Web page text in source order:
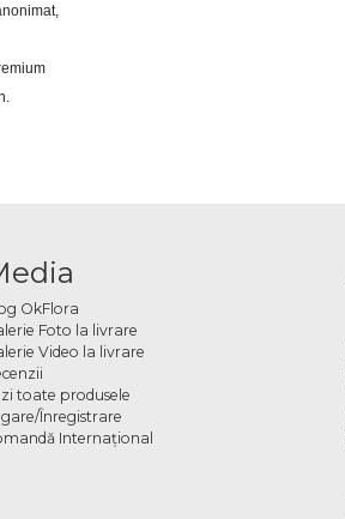
OkFlora
Foto la livrare
Video la livrare
toate produsele
Înregistrare
Internațional